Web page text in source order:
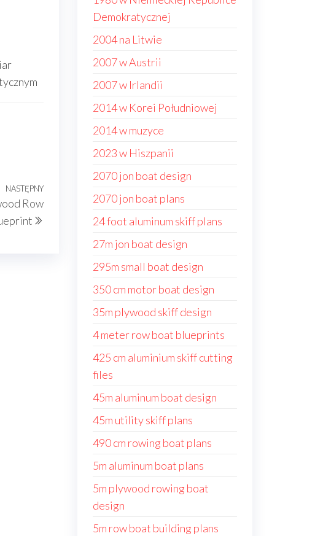
Następny
wpis
NASTĘPNY
Row
Demokratycznej
2004 na Litwie
2007 w Austrii
2007 w Irlandii
2014 w Korei Południowej
2014 w muzyce
2023 w Hiszpanii
2070 jon boat design
2070 jon boat plans
24 foot aluminum skiff plans
27m jon boat design
295m small boat design
350 cm motor boat design
35m plywood skiff design
4 meter row boat blueprints
425 cm aluminium skiff cutting
files
45m aluminum boat design
45m utility skiff plans
490 cm rowing boat plans
5m aluminum boat plans
5m plywood rowing boat
design
5m row boat building plans